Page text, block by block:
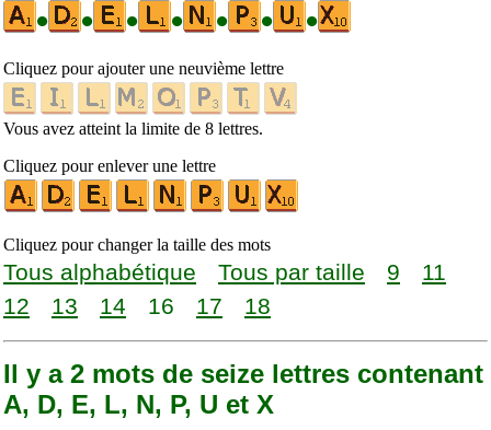
•
• • • • • •
Cliquez pour ajouter une neuvième lettre
Vous avez atteint la limite de 8 lettres.
Cliquez pour enlever une lettre
Cliquez pour changer la taille des mots
Tous alphabétique Tous par taille 9
11
12
13 14 16 17 18
Il y a 2 mots de seize lettres contenant
A, D, E, L, N, P, U et X